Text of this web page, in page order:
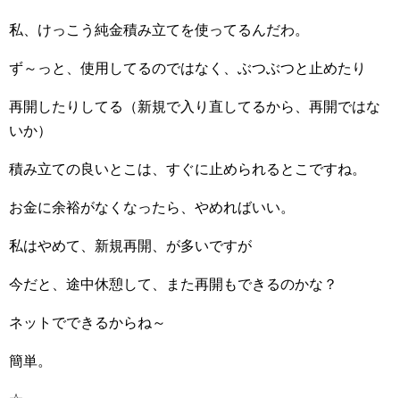
私、けっこう純金積み立てを使ってるんだわ。
ず～っと、使用してるのではなく、ぶつぶつと止めたり
再開したりしてる（新規で入り直してるから、再開ではな
いか）
積み立ての良いとこは、すぐに止められるとこですね。
お金に余裕がなくなったら、やめればいい。
私はやめて、新規再開、が多いですが
今だと、途中休憩して、また再開もできるのかな？
ネットでできるからね～
簡単。